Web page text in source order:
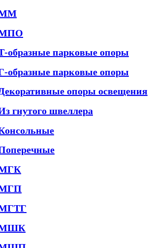
образные парковые опоры
образные парковые опоры
опоры освещения
гнутого швеллера